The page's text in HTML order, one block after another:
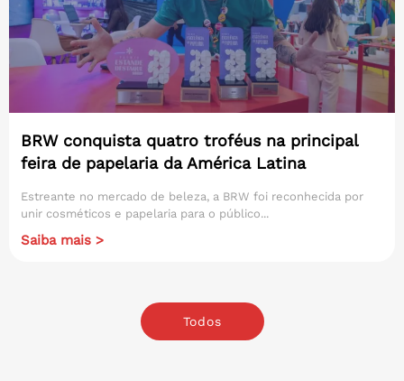
BRW conquista quatro troféus na principal
feira de papelaria da América Latina
Estreante no mercado de beleza, a BRW foi reconhecida por
unir cosméticos e papelaria para o público...
Saiba mais >
Todos